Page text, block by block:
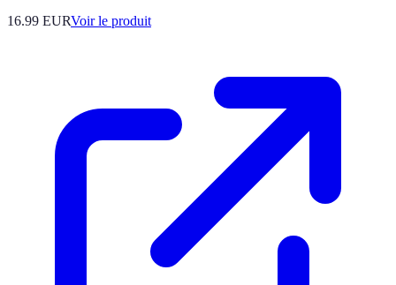
16.99 EURVoir le produit